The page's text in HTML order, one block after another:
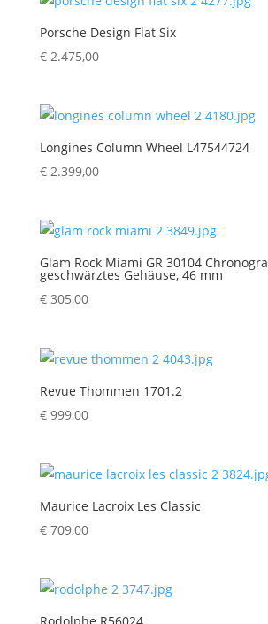
Porsche Design Flat Six
€2.475,00
Longines Column Wheel L47544724
€2.399,00
Glam Rock Miami GR 30104
geschwärztes Gehäuse, 46 mm
€305,00
Revue Thommen 1701.2
€999,00
Maurice Lacroix Les Classic
€709,00